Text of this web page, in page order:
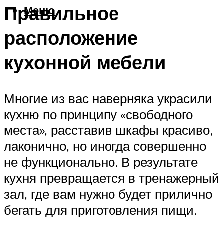
Меню
Правильное
расположение
кухонной мебели
Многие из вас наверняка украсили
кухню по принципу «свободного
места», расставив шкафы красиво,
лаконично, но иногда совершенно
не функционально. В результате
кухня превращается в тренажерный
зал, где вам нужно будет прилично
бегать для приготовления пищи.